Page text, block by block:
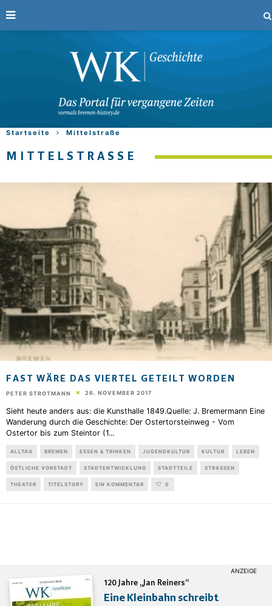
Startseite Mittelstraße
MITTELSTRASSE
FAST WÄRE DAS VIERTEL GETEILT WORDEN
PETER STROTMANN 26. NOVEMBER 2017
Sieht heute anders aus: die Kunsthalle 1849.Quelle: J. Bremermann Eine
Wanderung durch die Geschichte: Der Ostertorsteinweg - Vom
Ostertor bis zum Steintor (1...
ALLTAG BREMEN ESSEN & TRINKEN JUGENDKULTUR KULTUR LEBEN
ÖSTLICHE VORSTADT STADTENTWICKLUNG STADTTEILE STRASSEN
THEATER TITELSTORY EIN KOMMENTAR 0
120 Jahre „Jan Reiners“
Eine Kleinbahn schreibt